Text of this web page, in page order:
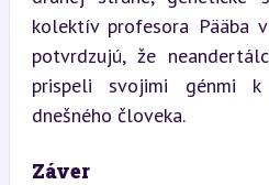
kolektív profesora Pääba
potvrdzujú, že
prispeli svojimi génmi k
dnešného človeka.
Záver